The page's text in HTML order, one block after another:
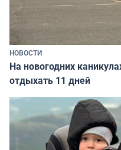
НОВОСТИ
На новогодних
отдыхать 11 дней